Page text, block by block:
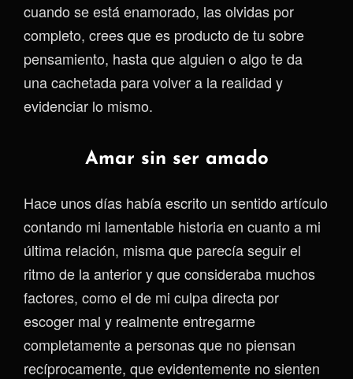
cuando se está enamorado, las olvidas por
completo, crees que es producto de tu sobre
pensamiento, hasta que alguien o algo te da
una cachetada para volver a la realidad y
evidenciar lo mismo.
Amar sin ser amado
Hace unos días había escrito un sentido artículo
contando mi lamentable historia en cuanto a mi
última relación, misma que parecía seguir el
ritmo de la anterior y que consideraba muchos
factores, como el de mi culpa directa por
escoger mal y realmente entregarme
completamente a personas que no piensan
recíprocamente, que evidentemente no sienten